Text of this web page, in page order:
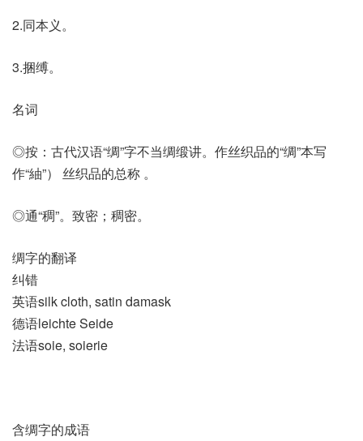
2.同本义。
3.捆缚。
名词
◎按：古代汉语“绸”字不当绸缎讲。作丝织品的“绸”本写
作“紬”） 丝织品的总称 。
◎通“稠”。致密；稠密。
绸字的翻译
纠错
英语silk cloth, satin damask
德语leichte Seide
法语soie, soierie
含绸字的成语